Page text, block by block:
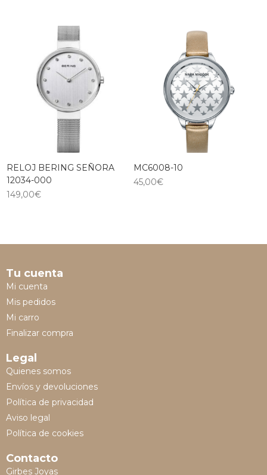
RELOJ BERING SEÑORA
12034-000
149,00€
MC6008-10
45,00€
Tu cuenta
Mi cuenta
Mis pedidos
Mi carro
Finalizar compra
Legal
Quienes somos
Envíos y devoluciones
Política de privacidad
Aviso legal
Política de cookies
Contacto
Girbes Joyas